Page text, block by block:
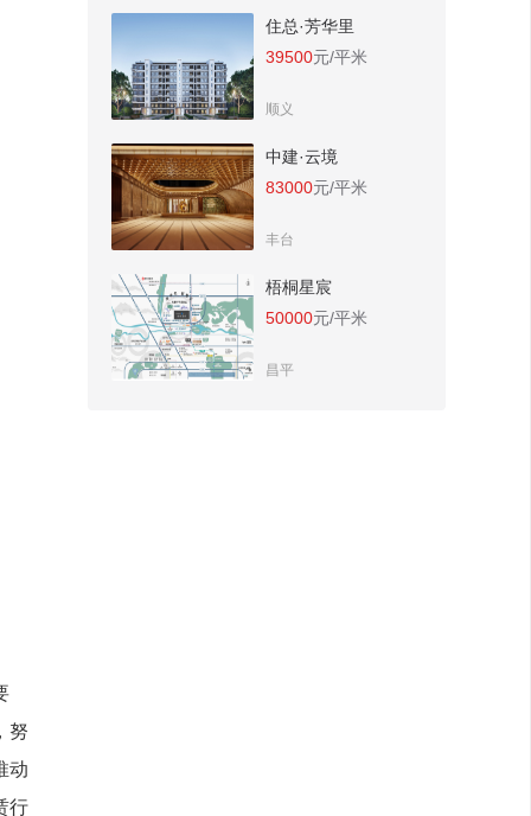
努
动
行
住总·芳华里
39500元/平米
顺义
中建·云境
83000元/平米
丰台
梧桐星宸
50000元/平米
昌平